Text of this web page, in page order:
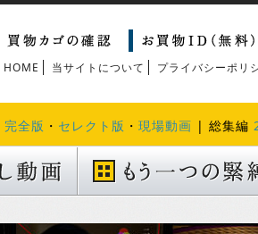
HOME 当サイトについて プライバシーポリ
完全版 ・ セレクト版 ・ 現場動画 | 総集編